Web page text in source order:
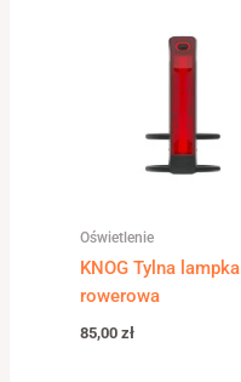
Oświetlenie
KNOG Tylna lampka
rowerowa
85,00zł